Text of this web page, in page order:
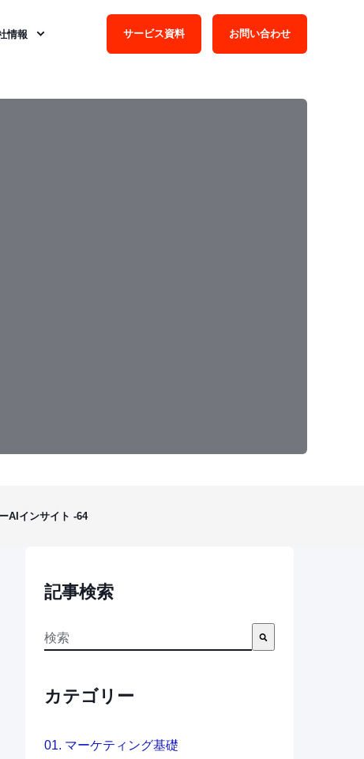
情報 サービス資料 お問い合わせ
AIインサイト -64
記事検索
これは、自動候補機能付きの検索フィールドです。
カテゴリー
01. マーケティング基礎